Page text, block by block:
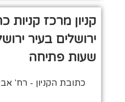
קניון מרכז קניות
ירושלים בעיר
שעות פתיחה